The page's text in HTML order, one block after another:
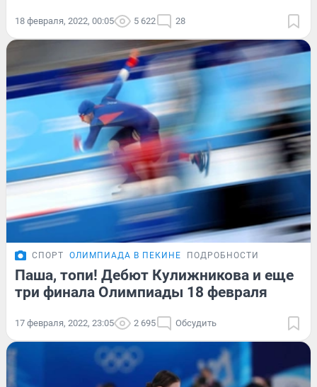
18 февраля, 2022, 00:05 5 622 28
СПОРТ ОЛИМПИАДА В ПЕКИНЕ ПОДРОБНОСТИ
Паша, топи! Дебют Кулижникова и еще
три финала Олимпиады 18 февраля
17 февраля, 2022, 23:05 2 695 Обсудить